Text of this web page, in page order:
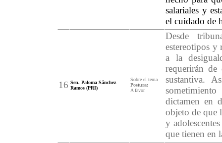
salariales y
el cuidado de
16 Sen. Paloma Sánchez
Ramos (PRI)
Sobre el tema
Postura:
A favor
Desde
estereotipos y
a la
requerirán de
sustantiva.
dictamen en
objeto de que
y
que tienen en